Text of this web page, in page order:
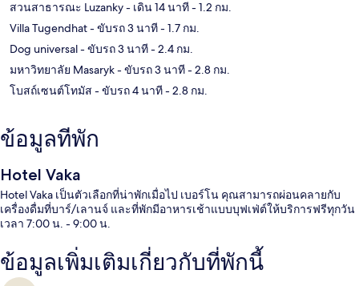
สวนสาธารณะ Luzanky- เดิน 14 นาที- 1.2 กม.
Villa Tugendhat- ขับรถ 3 นาที- 1.7 กม.
Dog universal- ขับรถ 3 นาที- 2.4 กม.
มหาวิทยาลัย Masaryk- ขับรถ 3 นาที- 2.8 กม.
โบสถ์เซนต์โทมัส - ขับรถ 4 นาที- 2.8 กม.
ข้อมูลที่พัก
Hotel Vaka
Hotel Vaka เป็นตัวเลือกที่น่าพักเมื่อไป เบอร์โน คุณสามารถผ่อนคลายกับ
เครื่องดื่มที่บาร์/เลานจ์ และที่พักมีอาหารเช้าแบบบุฟเฟ่ต์ให้บริการฟรีทุกวัน
เวลา 7:00 น. - 9:00 น.
ข้อมูลเพิ่มเติมเกี่ยวกับที่พักนี้